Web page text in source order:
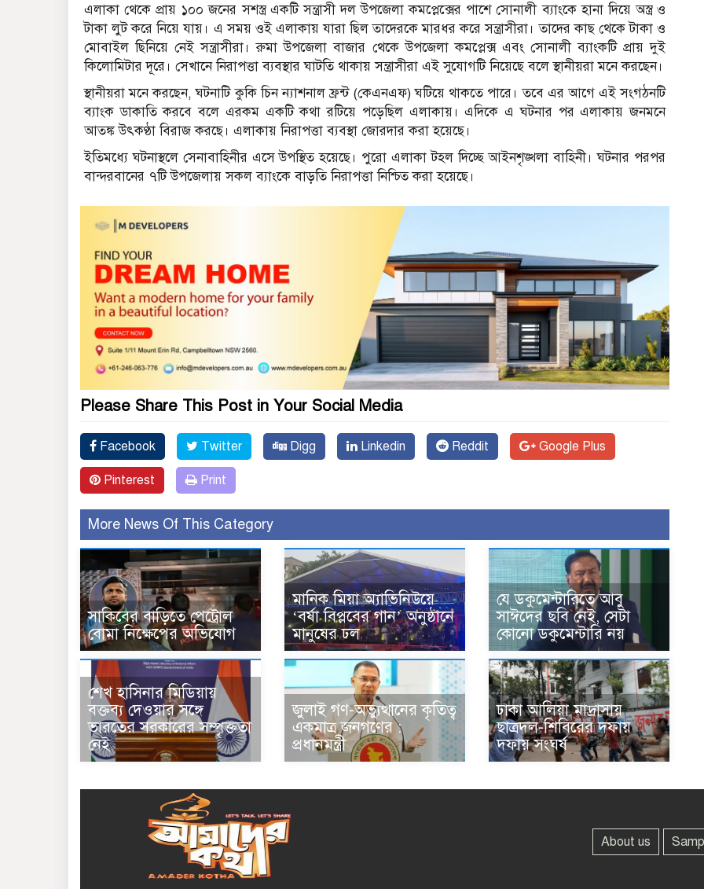
এলাকা থেকে প্রায় ১০০ জনের সশস্ত্র একটি সন্ত্রাসী দল উপজেলা কমপ্লেক্সের পাশে সোনালী ব্যাংকে হানা দিয়ে অস্ত্র ও
টাকা লুট করে নিয়ে যায়। এ সময় ওই এলাকায় যারা ছিল তাদেরকে মারধর করে সন্ত্রাসীরা। তাদের কাছ থেকে টাকা ও
মোবাইল ছিনিয়ে নেই সন্ত্রাসীরা। রুমা উপজেলা বাজার থেকে উপজেলা কমপ্লেক্স এবং সোনালী ব্যাংকটি প্রায় দুই
কিলোমিটার দূরে। সেখানে নিরাপত্তা ব্যবস্থার ঘাটতি থাকায় সন্ত্রাসীরা এই সুযোগটি নিয়েছে বলে স্থানীয়রা মনে করছেন।
স্থানীয়রা মনে করছেন, ঘটনাটি কুকি চিন ন্যাশনাল ফ্রন্ট (কেএনএফ) ঘটিয়ে থাকতে পারে। তবে এর আগে এই সংগঠনটি
ব্যাংক ডাকাতি করবে বলে এরকম একটি কথা রটিয়ে পড়েছিল এলাকায়। এদিকে এ ঘটনার পর এলাকায় জনমনে
আতঙ্ক উৎকণ্ঠা বিরাজ করছে। এলাকায় নিরাপত্তা ব্যবস্থা জোরদার করা হয়েছে।
ইতিমধ্যে ঘটনাস্থলে সেনাবাহিনীর এসে উপস্থিত হয়েছে। পুরো এলাকা টহল দিচ্ছে আইনশৃঙ্খলা বাহিনী। ঘটনার পরপর
বান্দরবানের ৭টি উপজেলায় সকল ব্যাংকে বাড়তি নিরাপত্তা নিশ্চিত করা হয়েছে।
Please Share This Post in Your Social Media
Facebook Twitter Digg Linkedin Reddit Google Plus
Pinterest Print
More News Of This Category
সাকিবের বাড়িতে পেট্রোল
বোমা নিক্ষেপের অভিযোগ
মানিক মিয়া অ্যাভিনিউয়ে
‘বর্ষা বিপ্লবের গান’ অনুষ্ঠানে
মানুষের ঢল
যে ডকুমেন্টারিতে আবু
সাঈদের ছবি নেই, সেটা
কোনো ডকুমেন্টারি নয়
শেখ হাসিনার মিডিয়ায়
বক্তব্য দেওয়ার সঙ্গে
ভারতের সরকারের সম্পৃক্ততা
নেই
জুলাই গণ-অভ্যুত্থানের কৃতিত্ব
একমাত্র জনগণের :
প্রধানমন্ত্রী
ঢাকা আলিয়া মাদ্রাসায়
ছাত্রদল-শিবিরের দফায়
দফায় সংঘর্ষ
About us